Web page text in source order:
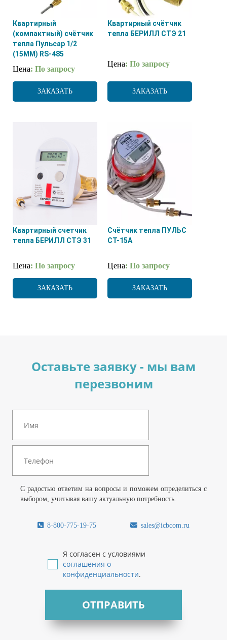
Квартирный
(компактный) счётчик
тепла Пульсар 1/2
(15ММ) RS-485
Цена: По запросу
ЗАКАЗАТЬ
Квартирный счётчик
тепла БЕРИЛЛ СТЭ 21
Цена: По запросу
ЗАКАЗАТЬ
Квартирный счетчик
тепла БЕРИЛЛ СТЭ 31
Цена: По запросу
ЗАКАЗАТЬ
Счётчик тепла ПУЛЬС
СТ-15А
Цена: По запросу
ЗАКАЗАТЬ
Оставьте заявку - мы вам
перезвоним
С радостью ответим на вопросы и поможем определиться с
выбором, учитывая вашу актуальную потребность.
8-800-775-19-75 sales@icbcom.ru
Я согласен с условиями
соглашения о
конфиденциальности.
ОТПРАВИТЬ